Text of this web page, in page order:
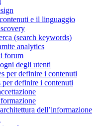
e il linguaggio
(search keywords)
analytics
forum
degli utenti
per definire i contenuti
per definire i contenuti
dell’informazione